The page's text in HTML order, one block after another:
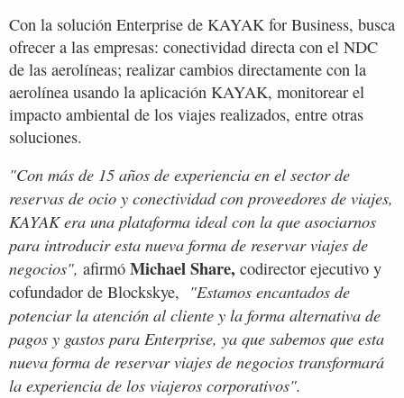
Con la solución Enterprise de KAYAK for Business, busca
ofrecer a las empresas: conectividad directa con el NDC
de las aerolíneas; realizar cambios directamente con la
aerolínea usando la aplicación KAYAK, monitorear el
impacto ambiental de los viajes realizados, entre otras
soluciones.
"Con más de 15 años de experiencia en el sector de
reservas de ocio y conectividad con proveedores de viajes,
KAYAK era una plataforma ideal con la que asociarnos
para introducir esta nueva forma de reservar viajes de
negocios", afirmó Michael Share, codirector ejecutivo y
cofundador de Blockskye, "Estamos encantados de
potenciar la atención al cliente y la forma alternativa de
pagos y gastos para Enterprise, ya que sabemos que esta
nueva forma de reservar viajes de negocios transformará
la experiencia de los viajeros corporativos".